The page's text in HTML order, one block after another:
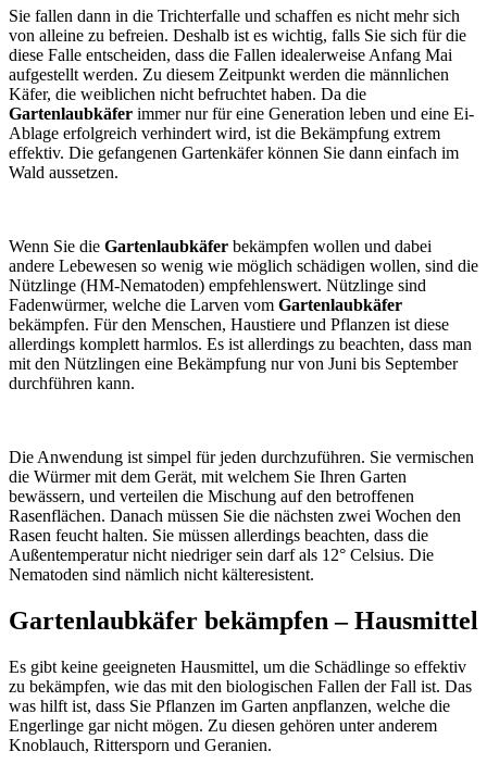
Sie fallen dann in die Trichterfalle und schaffen es nicht mehr sich
von alleine zu befreien. Deshalb ist es wichtig, falls Sie sich für die
diese Falle entscheiden, dass die Fallen idealerweise Anfang Mai
aufgestellt werden. Zu diesem Zeitpunkt werden die männlichen
Käfer, die weiblichen nicht befruchtet haben. Da die
Gartenlaubkäfer immer nur für eine Generation leben und eine Ei-
Ablage erfolgreich verhindert wird, ist die Bekämpfung extrem
effektiv. Die gefangenen Gartenkäfer können Sie dann einfach im
Wald aussetzen.
Wenn Sie die Gartenlaubkäfer bekämpfen wollen und dabei
andere Lebewesen so wenig wie möglich schädigen wollen, sind die
Nützlinge (HM-Nematoden) empfehlenswert. Nützlinge sind
Fadenwürmer, welche die Larven vom Gartenlaubkäfer
bekämpfen. Für den Menschen, Haustiere und Pflanzen ist diese
allerdings komplett harmlos. Es ist allerdings zu beachten, dass man
mit den Nützlingen eine Bekämpfung nur von Juni bis September
durchführen kann.
Die Anwendung ist simpel für jeden durchzuführen. Sie vermischen
die Würmer mit dem Gerät, mit welchem Sie Ihren Garten
bewässern, und verteilen die Mischung auf den betroffenen
Rasenflächen. Danach müssen Sie die nächsten zwei Wochen den
Rasen feucht halten. Sie müssen allerdings beachten, dass die
Außentemperatur nicht niedriger sein darf als 12° Celsius. Die
Nematoden sind nämlich nicht kälteresistent.
Gartenlaubkäfer bekämpfen – Hausmittel
Es gibt keine geeigneten Hausmittel, um die Schädlinge so effektiv
zu bekämpfen, wie das mit den biologischen Fallen der Fall ist. Das
was hilft ist, dass Sie Pflanzen im Garten anpflanzen, welche die
Engerlinge gar nicht mögen. Zu diesen gehören unter anderem
Knoblauch, Rittersporn und Geranien.